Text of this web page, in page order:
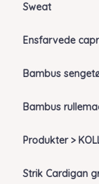
Sweat
Ensfarvede
Bambus
Bambus
Produkter >
Strik Cardigan